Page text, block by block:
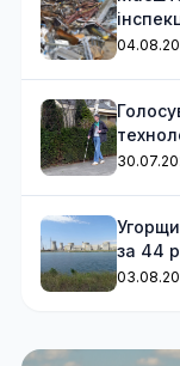
за 44